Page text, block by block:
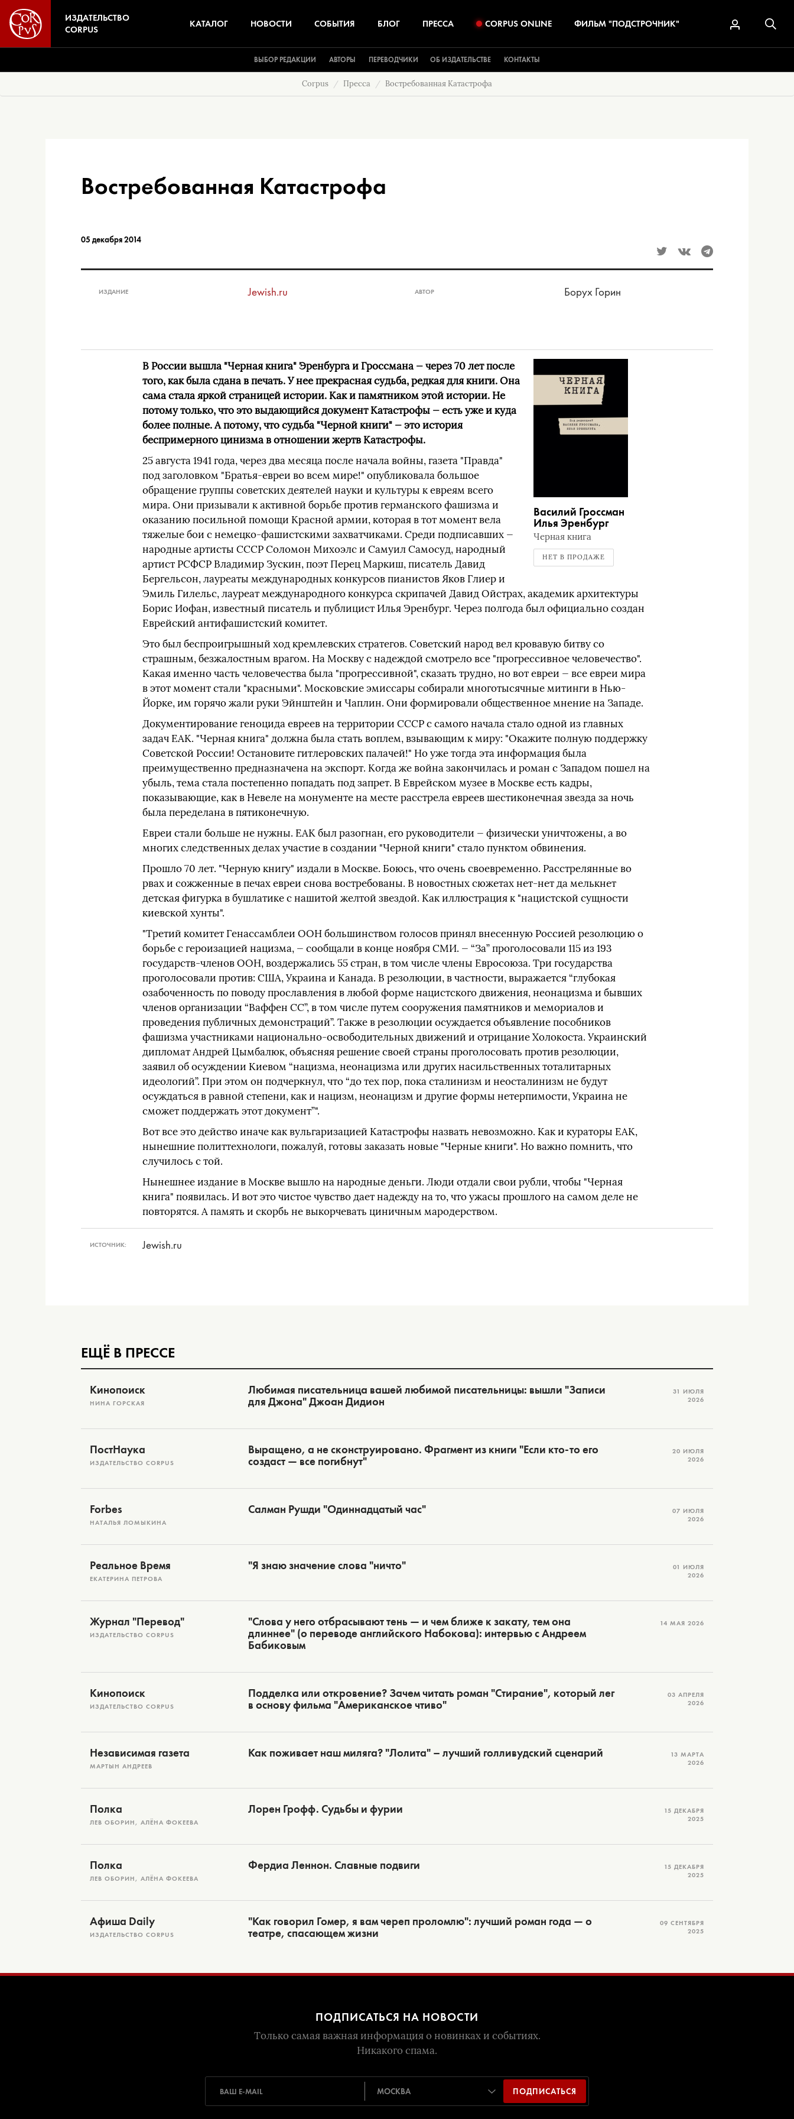
ИЗДАТЕЛЬСТВО
CORPUS
КАТАЛОГ НОВОСТИ СОБЫТИЯ БЛОГ ПРЕССА CORPUS ONLINE ФИЛЬМ "ПОДСТРОЧНИК"
ВЫБОР РЕДАКЦИИ АВТОРЫ ПЕРЕВОДЧИКИ ОБ ИЗДАТЕЛЬСТВЕ КОНТАКТЫ
Corpus Пресса Востребованная Катастрофа
Востребованная Катастрофа
05 декабря 2014
ИЗДАНИЕ Jewish.ru АВТОР Борух Горин
Василий Гроссман
Илья Эренбург
Черная книга
НЕТ В ПРОДАЖЕ
В России вышла "Черная книга" Эренбурга и Гроссмана — через 70 лет после
того, как была сдана в печать. У нее прекрасная судьба, редкая для книги. Она
сама стала яркой страницей истории. Как и памятником этой истории. Не
потому только, что это выдающийся документ Катастрофы — есть уже и куда
более полные. А потому, что судьба "Черной книги" — это история
беспримерного цинизма в отношении жертв Катастрофы.
25 августа 1941 года, через два месяца после начала войны, газета "Правда"
под заголовком "Братья-евреи во всем мире!" опубликовала большое
обращение группы советских деятелей науки и культуры к евреям всего
мира. Они призывали к активной борьбе против германского фашизма и
оказанию посильной помощи Красной армии, которая в тот момент вела
тяжелые бои с немецко-фашистскими захватчиками. Среди подписавших —
народные артисты СССР Соломон Михоэлс и Самуил Самосуд, народный
артист РСФСР Владимир Зускин, поэт Перец Маркиш, писатель Давид
Бергельсон, лауреаты международных конкурсов пианистов Яков Глиер и
Эмиль Гилельс, лауреат международного конкурса скрипачей Давид Ойстрах, академик архитектуры
Борис Иофан, известный писатель и публицист Илья Эренбург. Через полгода был официально создан
Еврейский антифашистский комитет.
Это был беспроигрышный ход кремлевских стратегов. Советский народ вел кровавую битву со
страшным, безжалостным врагом. На Москву с надеждой смотрело все "прогрессивное человечество".
Какая именно часть человечества была "прогрессивной", сказать трудно, но вот евреи — все евреи мира
в этот момент стали "красными". Московские эмиссары собирали многотысячные митинги в Нью-
Йорке, им горячо жали руки Эйнштейн и Чаплин. Они формировали общественное мнение на Западе.
Документирование геноцида евреев на территории СССР с самого начала стало одной из главных
задач ЕАК. "Черная книга" должна была стать воплем, взывающим к миру: "Окажите полную поддержку
Советской России! Остановите гитлеровских палачей!" Но уже тогда эта информация была
преимущественно предназначена на экспорт. Когда же война закончилась и роман с Западом пошел на
убыль, тема стала постепенно попадать под запрет. В Еврейском музее в Москве есть кадры,
показывающие, как в Невеле на монументе на месте расстрела евреев шестиконечная звезда за ночь
была переделана в пятиконечную.
Евреи стали больше не нужны. ЕАК был разогнан, его руководители — физически уничтожены, а во
многих следственных делах участие в создании "Черной книги" стало пунктом обвинения.
Прошло 70 лет. "Черную книгу" издали в Москве. Боюсь, что очень своевременно. Расстрелянные во
рвах и сожженные в печах евреи снова востребованы. В новостных сюжетах нет-нет да мелькнет
детская фигурка в бушлатике с нашитой желтой звездой. Как иллюстрация к "нацистской сущности
киевской хунты".
"Третий комитет Генассамблеи ООН большинством голосов принял внесенную Россией резолюцию о
борьбе с героизацией нацизма, — сообщали в конце ноября СМИ. — “За” проголосовали 115 из 193
государств-членов ООН, воздержались 55 стран, в том числе члены Евросоюза. Три государства
проголосовали против: США, Украина и Канада. В резолюции, в частности, выражается “глубокая
озабоченность по поводу прославления в любой форме нацистского движения, неонацизма и бывших
членов организации “Ваффен СС”, в том числе путем сооружения памятников и мемориалов и
проведения публичных демонстраций”. Также в резолюции осуждается объявление пособников
фашизма участниками национально-освободительных движений и отрицание Холокоста. Украинский
дипломат Андрей Цымбалюк, объясняя решение своей страны проголосовать против резолюции,
заявил об осуждении Киевом “нацизма, неонацизма или других насильственных тоталитарных
идеологий”. При этом он подчеркнул, что “до тех пор, пока сталинизм и неосталинизм не будут
осуждаться в равной степени, как и нацизм, неонацизм и другие формы нетерпимости, Украина не
сможет поддержать этот документ”".
Вот все это действо иначе как вульгаризацией Катастрофы назвать невозможно. Как и кураторы ЕАК,
нынешние политтехнологи, пожалуй, готовы заказать новые "Черные книги". Но важно помнить, что
случилось с той.
Нынешнее издание в Москве вышло на народные деньги. Люди отдали свои рубли, чтобы "Черная
книга" появилась. И вот это чистое чувство дает надежду на то, что ужасы прошлого на самом деле не
повторятся. А память и скорбь не выкорчевать циничным мародерством.
ИСТОЧНИК: Jewish.ru
ЕЩЁ В ПРЕССЕ
Кинопоиск
НИНА ГОРСКАЯ
31 ИЮЛЯ
2026
Любимая писательница вашей любимой писательницы: вышли "Записи
для Джона" Джоан Дидион
ПостНаука
ИЗДАТЕЛЬСТВО CORPUS
20 ИЮЛЯ
2026
Выращено, а не сконструировано. Фрагмент из книги "Если кто-то его
создаст — все погибнут"
Forbes
НАТАЛЬЯ ЛОМЫКИНА
07 ИЮЛЯ
2026
Салман Рушди "Одиннадцатый час"
Реальное Время
ЕКАТЕРИНА ПЕТРОВА
01 ИЮЛЯ
2026
"Я знаю значение слова "ничто"
Журнал "Перевод"
ИЗДАТЕЛЬСТВО CORPUS
14 МАЯ 2026
"Слова у него отбрасывают тень — и чем ближе к закату, тем она
длиннее" (о переводе английского Набокова): интервью с Андреем
Бабиковым
Кинопоиск
ИЗДАТЕЛЬСТВО CORPUS
03 АПРЕЛЯ
2026
Подделка или откровение? Зачем читать роман "Стирание", который лег
в основу фильма "Американское чтиво"
Независимая газета
МАРТЫН АНДРЕЕВ
13 МАРТА
2026
Как поживает наш миляга? "Лолита" – лучший голливудский сценарий
Полка
ЛЕВ ОБОРИН, АЛЁНА ФОКЕЕВА
15 ДЕКАБРЯ
2025
Лорен Грофф. Судьбы и фурии
Полка
ЛЕВ ОБОРИН, АЛЁНА ФОКЕЕВА
15 ДЕКАБРЯ
2025
Фердиа Леннон. Славные подвиги
Афиша Daily
ИЗДАТЕЛЬСТВО CORPUS
09 СЕНТЯБРЯ
2025
"Как говорил Гомер, я вам череп проломлю": лучший роман года — о
театре, спасающем жизни
ПОДПИСАТЬСЯ НА НОВОСТИ
Только самая важная информация о новинках и событиях.
Никакого спама.
ПОДПИСАТЬСЯ